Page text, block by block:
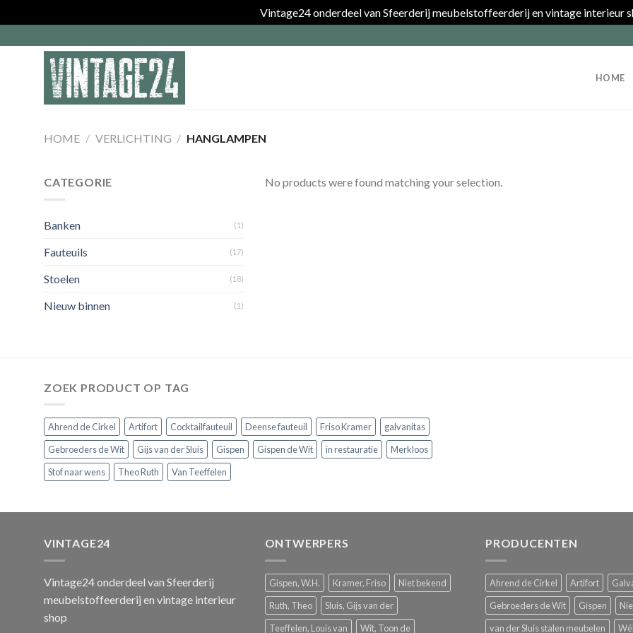
Vintage24 onderdeel van Sfeerderij meubelstoffeerderij en vintage interieur
to
HOME
HOME / VERLICHTING / HANGLAMPEN
CATEGORIE
Banken (1)
Fauteuils (17)
Stoelen (18)
Nieuw binnen (1)
No products were found matching your selection.
ZOEK PRODUCT OP TAG
Ahrend de Cirkel Artifort Cocktailfauteuil Deense fauteuil Friso Kramer
galvanitas
Gebroeders de Wit
Gijs van der Sluis Gispen Gispen de Wit in restauratie
Merkloos
Stof naar wens
Theo Ruth Van Teeffelen
VINTAGE24
Vintage24 onderdeel van Sfeerderij
meubelstoffeerderij en vintage interieur
shop
ONTWERPERS
Gispen, W.H. Kramer, Friso
Niet bekend
Ruth, Theo
Sluis, Gijs van der
Teeffelen, Louis van
Wit, Toon de
PRODUCENTEN
Ahrend de Cirkel Artifort
Gebroeders de Wit
Gispen
van der Sluis stalen meubelen